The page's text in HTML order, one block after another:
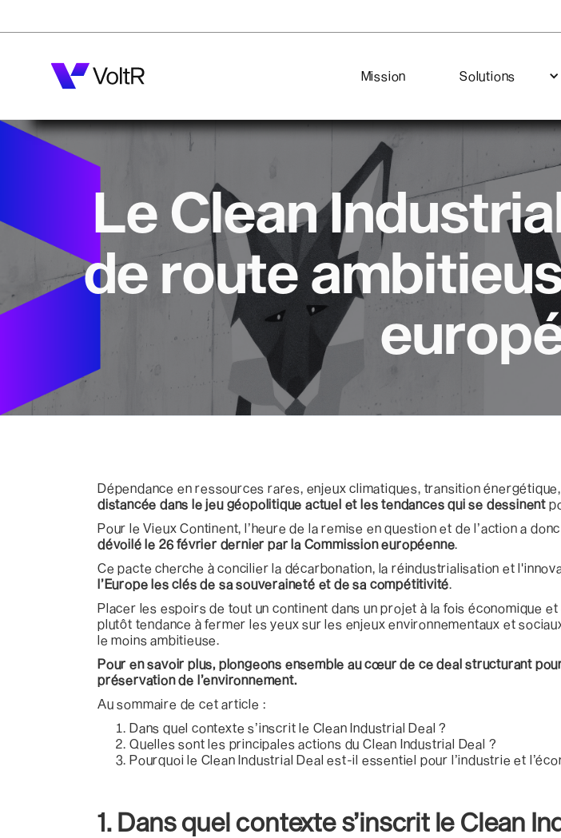
Mission Solutions
Le Clean
de route
Dépendance en ressources rares, enjeux climatiques, transition
distancée dans le jeu géopolitique actuel et les tendances qui se dessinent
Pour le Vieux Continent, l’heure de la remise en question et de l’action a
dévoilé le 26 février dernier par la Commission européenne
Ce pacte cherche à concilier la décarbonation, la réindustrialisation et
l’Europe les clés de sa souveraineté et de sa compétitivité
Placer les espoirs de tout un continent dans un projet à la fois économique
plutôt tendance à fermer les yeux sur les enjeux environnementaux et
le moins ambitieuse.
Pour en savoir plus, plongeons ensemble au cœur de ce deal structurant
préservation de l’environnement.
Au sommaire de cet article :
Dans quel contexte s’inscrit le Clean Industrial Deal ?
Quelles sont les principales actions du Clean Industrial Deal ?
Pourquoi le Clean Industrial Deal est-il essentiel pour l’industrie et
1. Dans quel contexte s’inscrit le Clean